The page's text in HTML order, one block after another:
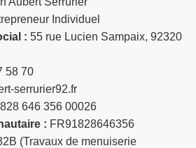
Individuel
: 55 rue Lucien Sampaix, 92320
58 70
serrurier92.fr
828 646 356 00026
: FR91828646356
(Travaux de menuiserie